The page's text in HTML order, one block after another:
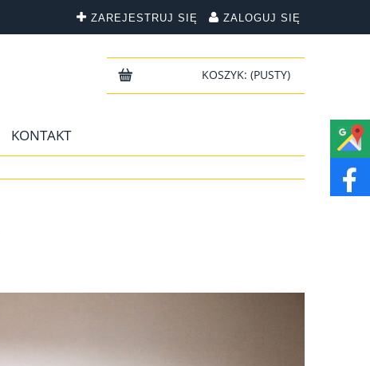
ZAREJESTRUJ SIĘ ZALOGUJ SIĘ
KOSZYK: (PUSTY)
KONTAKT